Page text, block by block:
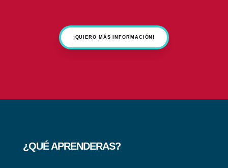
¡QUIERO MÁS INFORMACIÓN!
¿QUÉ APRENDERAS?